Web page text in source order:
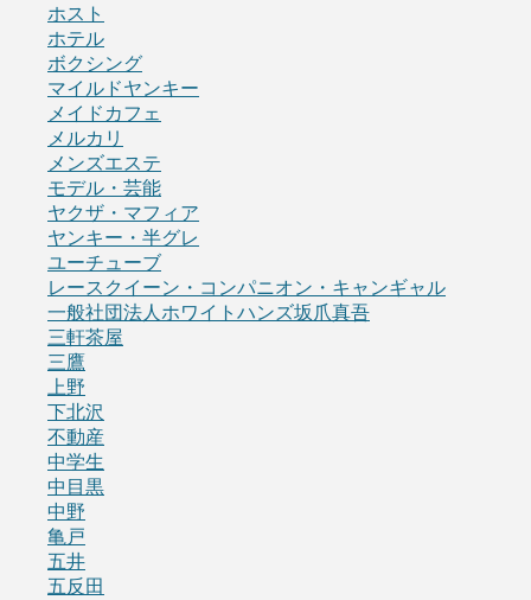
ホスト
ホテル
ボクシング
マイルドヤンキー
メイドカフェ
メルカリ
メンズエステ
モデル・芸能
ヤクザ・マフィア
ヤンキー・半グレ
ユーチューブ
レースクイーン・コンパニオン・キャンギャル
一般社団法人ホワイトハンズ坂爪真吾
三軒茶屋
三鷹
上野
下北沢
不動産
中学生
中目黒
中野
亀戸
五井
五反田